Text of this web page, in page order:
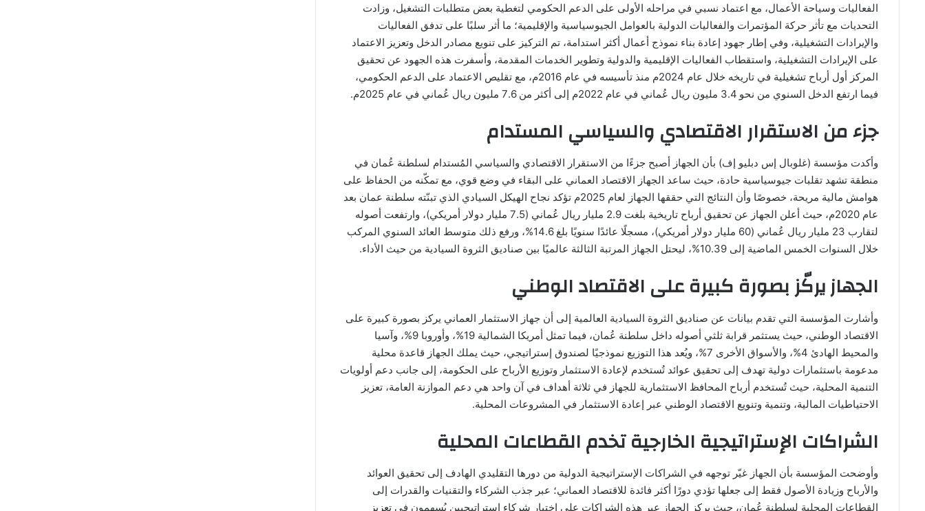
الفعاليات وسياحة الأعمال، مع اعتماد نسبي في مراحله الأولى على الدعم الحكومي لتغطية بعض متطلبات التشغيل، وزادت
التحديات مع تأثر حركة المؤتمرات والفعاليات الدولية بالعوامل الجيوسياسية والإقليمية؛ ما أثر سلبًا على تدفق الفعاليات
والإيرادات التشغيلية، وفي إطار جهود إعادة بناء نموذج أعمال أكثر استدامة، تم التركيز على تنويع مصادر الدخل وتعزيز الاعتماد
على الإيرادات التشغيلية، واستقطاب الفعاليات الإقليمية والدولية وتطوير الخدمات المقدمة، وأسفرت هذه الجهود عن تحقيق
المركز أول أرباح تشغيلية في تاريخه خلال عام 2024م منذ تأسيسه في عام 2016م، مع تقليص الاعتماد على الدعم الحكومي،
فيما ارتفع الدخل السنوي من نحو 3.4 مليون ريال عُماني في عام 2022م إلى أكثر من 7.6 مليون ريال عُماني في عام 2025م.
جزء من الاستقرار الاقتصادي والسياسي المستدام
وأكدت مؤسسة (غلوبال إس دبليو إف) بأن الجهاز أصبح جزءًا من الاستقرار الاقتصادي والسياسي المُستدام لسلطنة عُمان في
منطقة تشهد تقلبات جيوسياسية حادة، حيث ساعد الجهاز الاقتصاد العماني على البقاء في وضع قوي، مع تمكّنه من الحفاظ على
هوامش مالية مريحة، خصوصًا وأن النتائج التي حققها الجهاز لعام 2025م تؤكد نجاح الهيكل السيادي الذي تبنّته سلطنة عمان بعد
عام 2020م، حيث أعلن الجهاز عن تحقيق أرباح تاريخية بلغت 2.9 مليار ريال عُماني (7.5 مليار دولار أمريكي)، وارتفعت أصوله
لتقارب 23 مليار ريال عُماني (60 مليار دولار أمريكي)، مسجلًا عائدًا سنويًا بلغ 14.6%، ورفع ذلك متوسط العائد السنوي المركب
خلال السنوات الخمس الماضية إلى 10.39%، ليحتل الجهاز المرتبة الثالثة عالميًا بين صناديق الثروة السيادية من حيث الأداء.
الجهاز يركّز بصورة كبيرة على الاقتصاد الوطني
وأشارت المؤسسة التي تقدم بيانات عن صناديق الثروة السيادية العالمية إلى أن جهاز الاستثمار العماني يركز بصورة كبيرة على
الاقتصاد الوطني، حيث يستثمر قرابة ثلثي أصوله داخل سلطنة عُمان، فيما تمثل أمريكا الشمالية 19%، وأوروبا 9%، وآسيا
والمحيط الهادئ 4%، والأسواق الأخرى 7%، ويُعد هذا التوزيع نموذجيًا لصندوق إستراتيجي، حيث يملك الجهاز قاعدة محلية
مدعومة باستثمارات دولية تهدف إلى تحقيق عوائد تُستخدم لإعادة الاستثمار وتوزيع الأرباح على الحكومة، إلى جانب دعم أولويات
التنمية المحلية، حيث تُستخدم أرباح المحافظ الاستثمارية للجهاز في ثلاثة أهداف في آن واحد هي دعم الموازنة العامة، تعزيز
الاحتياطيات المالية، وتنمية وتنويع الاقتصاد الوطني عبر إعادة الاستثمار في المشروعات المحلية.
الشراكات الإستراتيجية الخارجية تخدم القطاعات المحلية
وأوضحت المؤسسة بأن الجهاز غيّر توجهه في الشراكات الإستراتيجية الدولية من دورها التقليدي الهادف إلى تحقيق العوائد
والأرباح وزيادة الأصول فقط إلى جعلها تؤدي دورًا أكثر فائدة للاقتصاد العماني؛ عبر جذب الشركاء والتقنيات والقدرات إلى
القطاعات المحلية لسلطنة عُمان، حيث يركز الجهاز عبر هذه الشراكات على اختيار شركاء إستراتيجيين يُسهمون في تعزيز